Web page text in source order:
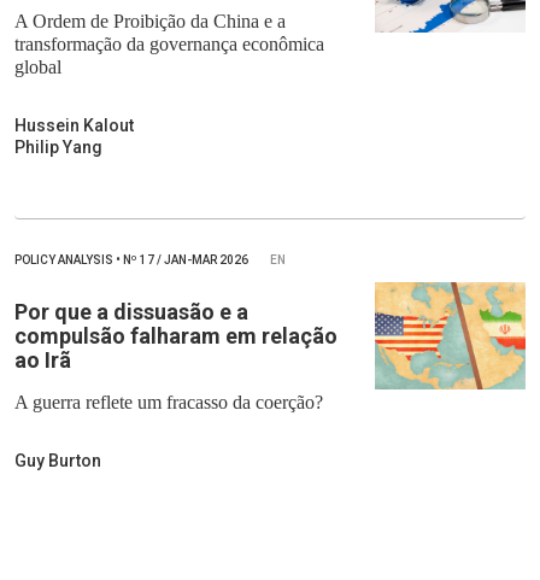
A Ordem de Proibição da China e a
transformação da governança econômica
global
Hussein Kalout
Philip Yang
POLICY ANALYSIS • Nº 17 / JAN-MAR 2026 EN
Por que a dissuasão e a
compulsão falharam em relação
ao Irã
A guerra reflete um fracasso da coerção?
Guy Burton